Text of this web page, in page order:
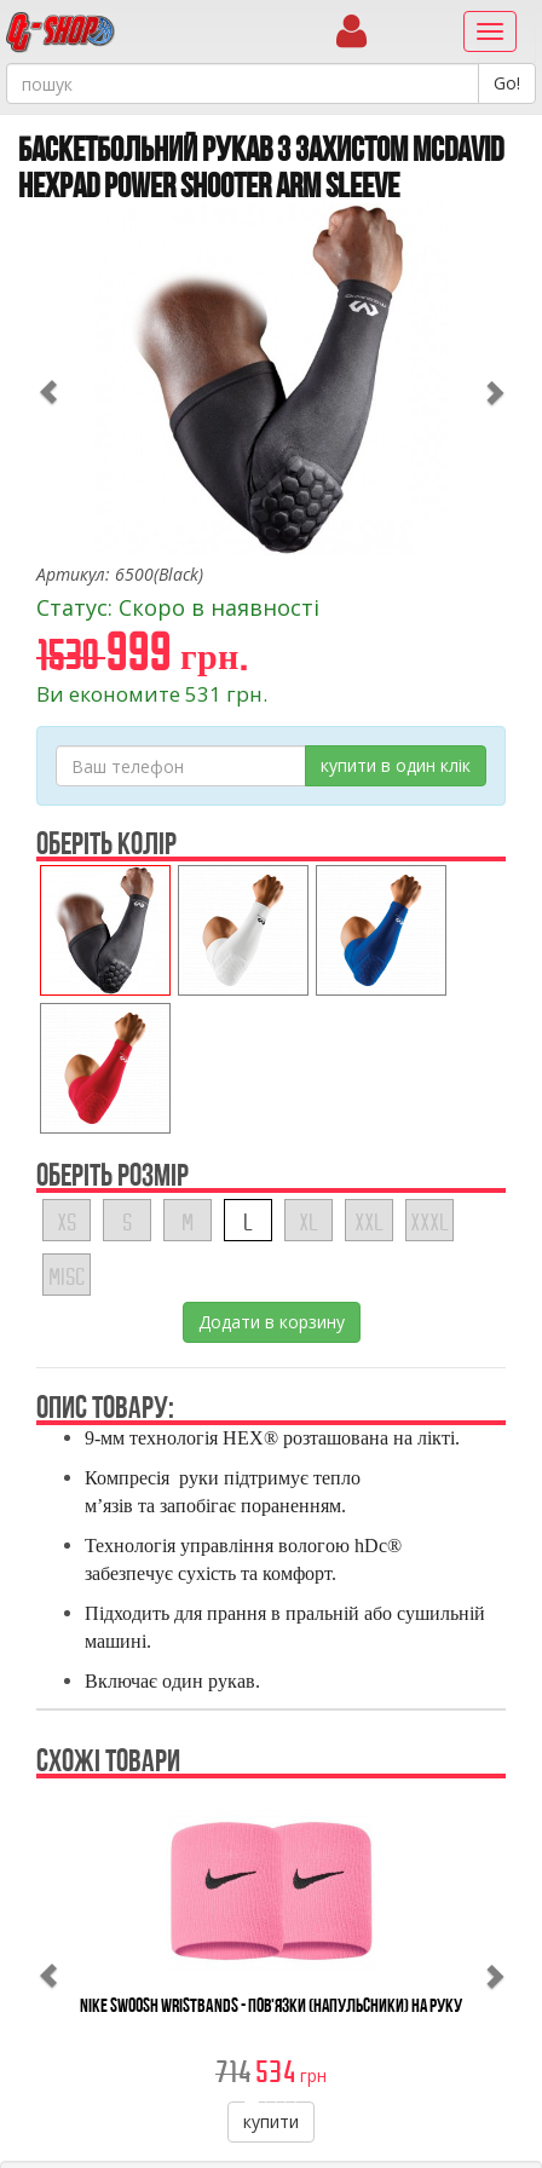
БАСКЕТБОЛЬНИЙ РУКАВ З ЗАХИСТОМ MCDAVID
HEXPAD POWER SHOOTER ARM SLEEVE
Артикул: 6500(Black)
Статус: Скоро в наявності
1530999 грн.
Ви економите 531 грн.
купити в один клік
ОБЕРІТЬ КОЛІР
ОБЕРІТЬ РОЗМІР
XS S M L XL XXL XXXL
MISC
Додати в корзину
ОПИС ТОВАРУ:
9-мм технологія HEX® розташована на лікті.
Компресія руки підтримує тепло
м’язів та запобігає пораненням.
Технологія управління вологою hDc®
забезпечує сухість та комфорт.
Підходить для прання в пральній або сушильній
машині.
Включає один рукав.
СХОЖІ ТОВАРИ
Nike Swoosh Wristbands - Пов'язки (напульсники) на руку
714534 грн
купити